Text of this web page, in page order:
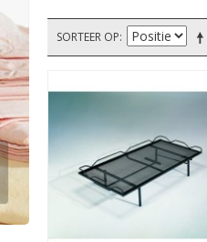
SORTEER OP